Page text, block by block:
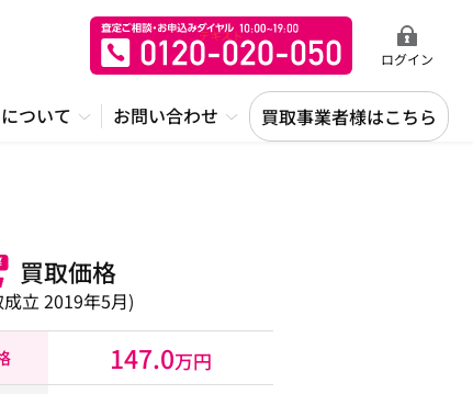
ログイン
ついて お問い合わせ 買取事業者様はこちら
買取価格
立 2019年5月)
147.0万円